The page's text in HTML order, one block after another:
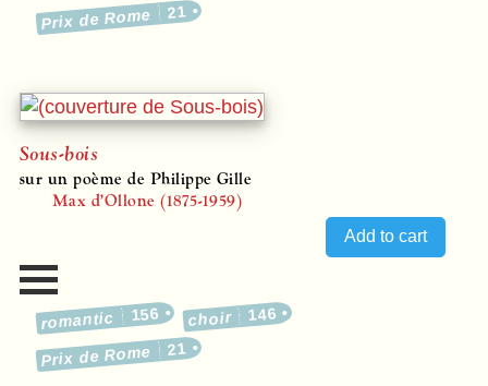
Prix de Rome 21
Sous-bois
sur un poème de Philippe Gille
Max d’Ollone (1875-1959)
romantic 156 choir 146
Prix de Rome 21